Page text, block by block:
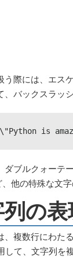
う際には、エス
バックスラッ
is
ダブルクォーテ
他の特殊な文
の表
、複数行にわた
して、文字列